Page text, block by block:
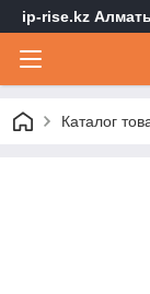
ip-rise.kz
Каталог